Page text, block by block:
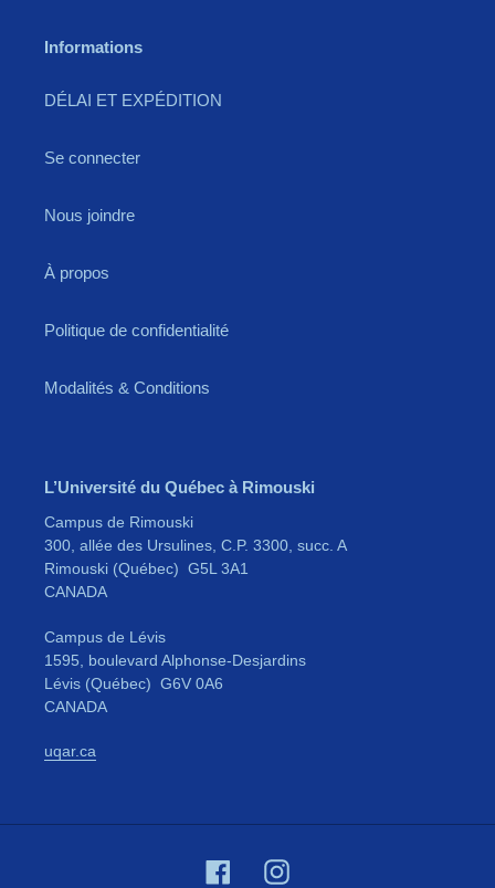
Informations
DÉLAI ET EXPÉDITION
Se connecter
Nous joindre
À propos
Politique de confidentialité
Modalités & Conditions
L’Université du Québec à Rimouski
Campus de Rimouski
300, allée des Ursulines, C.P. 3300, succ. A
Rimouski (Québec) G5L 3A1
CANADA
Campus de Lévis
1595, boulevard Alphonse-Desjardins
Lévis (Québec) G6V 0A6
CANADA
uqar.ca
FacebookInstagram